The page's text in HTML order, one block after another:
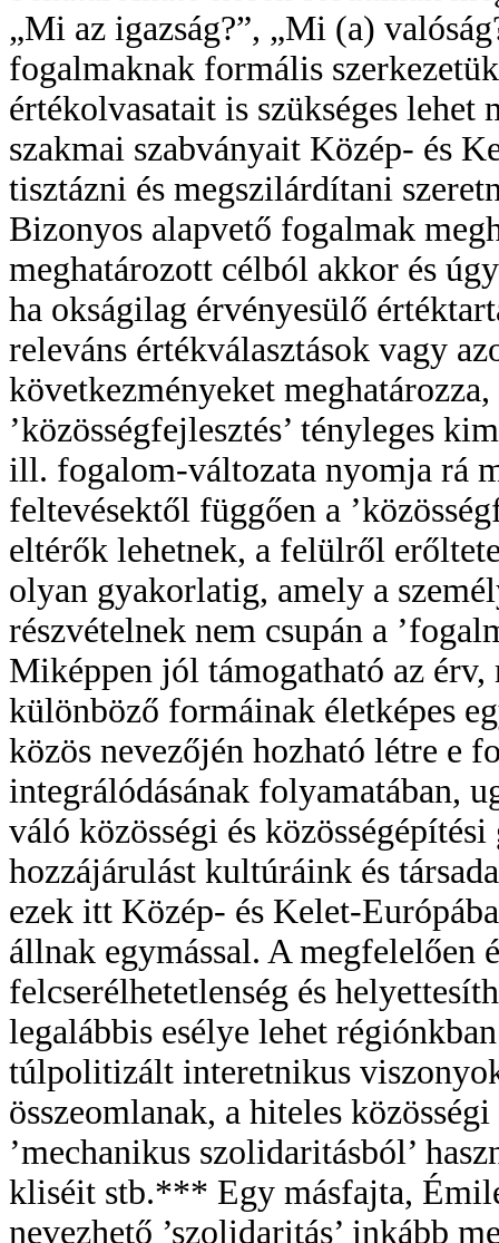
„Mi az igazság?”, „Mi (a)
fogalmaknak formális
értékolvasatait is szükséges lehet
szakmai szabványait Közép- és
tisztázni és megszilárdítani
Bizonyos alapvető fogalmak
meghatározott célból akkor és
ha okságilag érvényesülő
releváns értékválasztások vagy
következményeket
’közösségfejlesztés’ tényleges
ill. fogalom-változata nyomja rá
feltevésektől függően a
eltérők lehetnek, a felülről
olyan gyakorlatig, amely a
részvételnek nem csupán a
Miképpen jól támogatható az
különböző formáinak életképes
közös nevezőjén hozható létre e
integrálódásának folyamatában,
váló közösségi és
hozzájárulást kultúráink és
ezek itt Közép- és Kelet-
állnak egymással. A megfelelően
felcserélhetetlenség és
legalábbis esélye lehet
túlpolitizált interetnikus
összeomlanak, a hiteles
’mechanikus szolidaritásból’
kliséit stb.*** Egy másfajta,
nevezhető ’szolidaritás’ inkább